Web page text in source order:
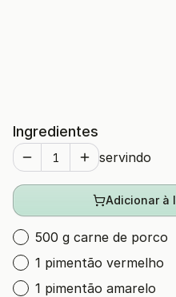
Ingredientes
servindo
Adicionar à
500 g carne de porco
1 pimentão vermelho
1 pimentão amarelo